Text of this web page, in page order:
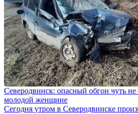
Северодвинск: опасный обгон чуть
молодой женщине
Сегодня утром в Северодвинске